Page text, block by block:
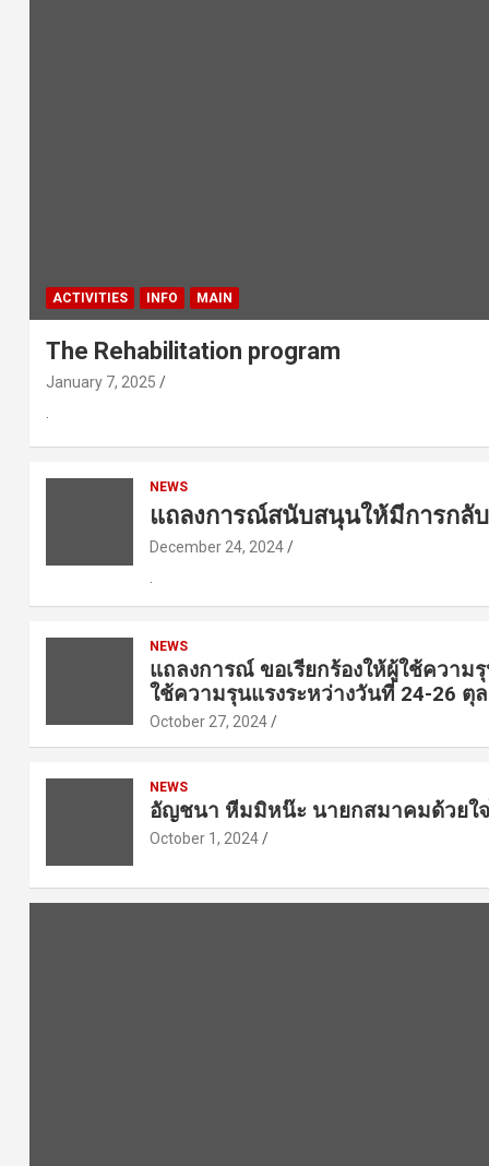
ACTIVITIES INFO MAIN
The Rehabilitation program
January 7, 2025
.
NEWS
แถลงการณ์สนับสนุนให้มีการกลั
December 24, 2024
.
NEWS
แถลงการณ์ ขอเรียกร้องให้ผู้ใช้ความ
ใช้ความรุนแรงระหว่างวันที่ 24-26 ตุ
October 27, 2024
NEWS
อัญชนา หีมมิหน๊ะ นายกสมาคมด้วยใจ
October 1, 2024